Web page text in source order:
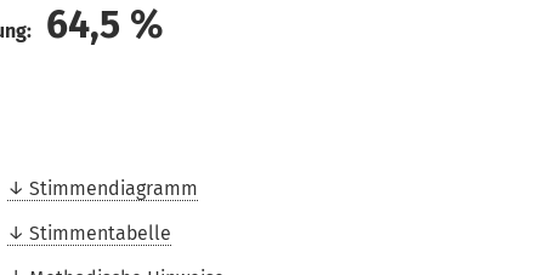
64,5 %
Stimmendiagramm
Stimmentabelle